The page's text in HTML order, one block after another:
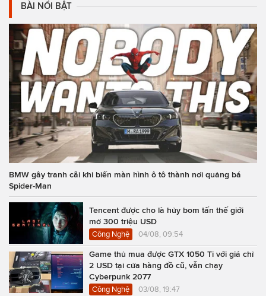
BÀI NỔI BẬT
BMW gây tranh cãi khi biến màn hình ô tô thành nơi quảng bá
Spider-Man
Tencent được cho là hủy bom tấn thế giới
mở 300 triệu USD
Công Nghệ 04/08, 09:54
Game thủ mua được GTX 1050 Ti với giá chỉ
2 USD tại cửa hàng đồ cũ, vẫn chạy
Cyberpunk 2077
Công Nghệ 03/08, 19:47